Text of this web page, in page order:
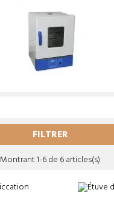
FILTRER
Montrant 1-6 de 6 articles(s)